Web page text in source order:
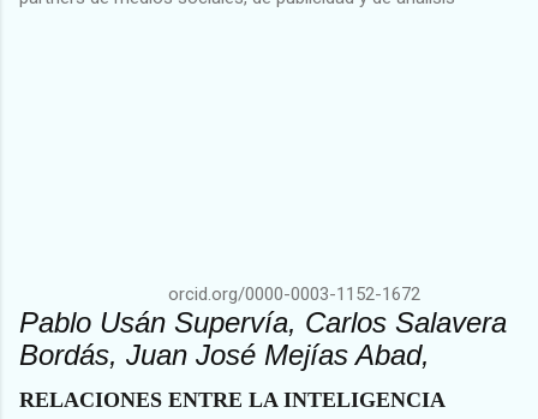
orcid.org/0000-0003-1152-1672
Pablo Usán Supervía, Carlos Salavera
Bordás, Juan José Mejías Abad,
RELACIONES ENTRE LA INTELIGENCIA